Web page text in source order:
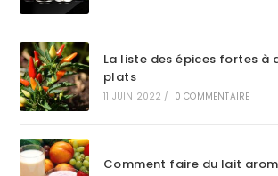
La liste des épices fortes à
plats
11 JUIN 2022 / 0 COMMENTAIRE
Comment faire du lait